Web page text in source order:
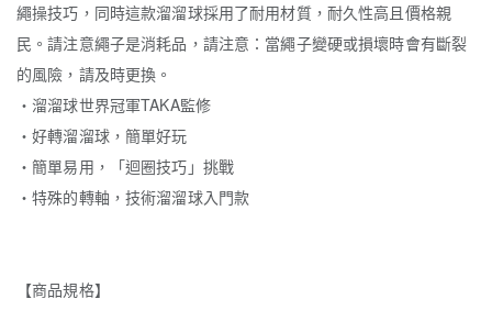
繩操技巧，同時這款溜溜球採用了耐用材質，耐久性高且價格親
民。請注意繩子是消耗品，請注意：當繩子變硬或損壞時會有斷裂
的風險，請及時更換。
・溜溜球世界冠軍TAKA監修
・好轉溜溜球，簡單好玩
・簡單易用，「迴圈技巧」挑戰
・特殊的轉軸，技術溜溜球入門款
【商品規格】